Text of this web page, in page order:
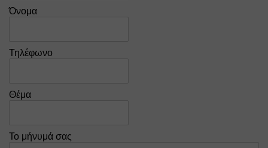
Όνομα
Τηλέφωνο
Θέμα
Το μήνυμά σας